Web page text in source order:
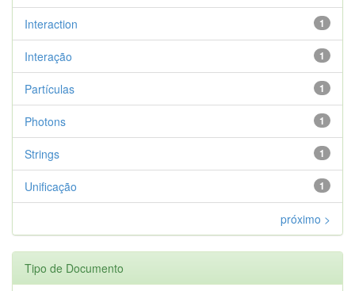
1
Interaction
1
Interação
1
Partículas
1
Photons
1
Strings
1
Unificação
próximo >
Tipo de Documento